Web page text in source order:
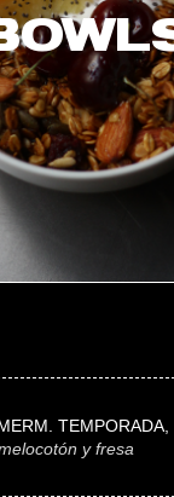
TEMPORADA,
y fresa